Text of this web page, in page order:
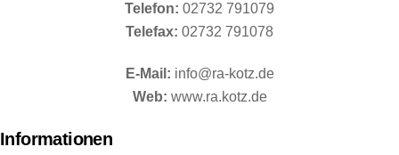
Telefon: 02732 791079
Telefax: 02732 791078
E-Mail: info@ra-kotz.de
Web: www.ra.kotz.de
Informationen